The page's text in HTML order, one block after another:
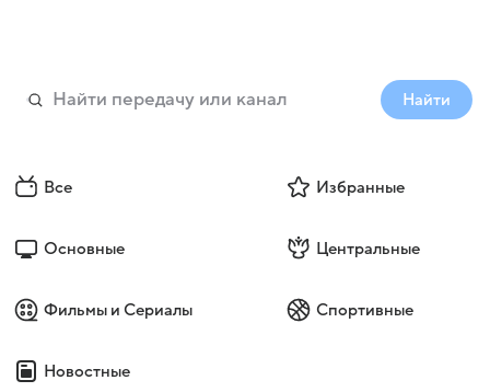
Найти
Все Избранные
Основные Центральные
Фильмы и Сериалы Спортивные
Новостные